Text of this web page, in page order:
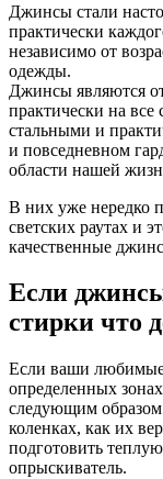
Джинсы стали
практически
независимо от
одежды.
Джинсы являются
практически на
стальными и
и повседневном
области нашей
В них уже нередко
светских раутах и
качественные
Если
стирки что
Если ваши любимые
определенных
следующим
коленках, как их
подготовить
опрыскиватель.